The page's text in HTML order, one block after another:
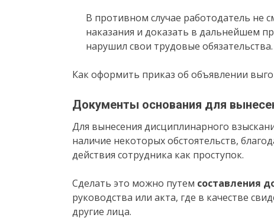
В противном случае работодатель не
наказания и доказать в дальнейшем
нарушил свои трудовые обязательства.
Как оформить приказ об объявлении
Документы основания для
Для вынесения дисциплинарного
наличие некоторых обстоятельств,
действия сотрудника как проступок.
Сделать это можно путем составления
руководства или акта, где в качестве
другие лица.